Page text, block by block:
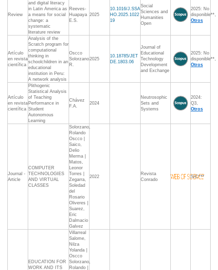
Review
and digital literacy
in Latin America as
a means for social
change: a
systematic
literature review
Reeves-
Huapaya
E.S.
2025
10.1016/J.SSA
HO.2025.1022
19
Social
Sciences and
Humanities
Open
2025: No
disponible**,
Otros
Artículo
en revista
científica
Analysis of the
Scratch program for
computational
thinking in
schoolchildren in an
educational
institution in Peru:
A network analysis
Oscco
Solorzano
R.
2025
10.18785/JET
DE.1803.06
Journal of
Educational
Technology
Development
and Exchange
2025: No
disponible**,
Otros
Artículo
en revista
científica
Plithogenic
Statistical Analysis
of Teaching
Performance in
Student
Autonomous
Learning
Chávez
F.A.
2024
Neutrosophic
Sets and
Systems
2024:
Q3,
Otros
Journal -
Article
COMPUTER
TECHNOLOGIES
AND VIRTUAL
CLASSES
Solorzano,
Rolando
Oscco |
Saico,
Delio
Merma |
Matos,
Leonor
Torres |
Zegarra,
Soledad
del
Rosario
Oliveres |
Suarez,
Eric
Dalmacio
Galvez
2022
Revista
Conrado
S/C***
EDUCATION FOR
WORK AND ITS
Villarreal
Salome,
Nilza
Yolanda |
Oscco
Solorzano,
Rolando |